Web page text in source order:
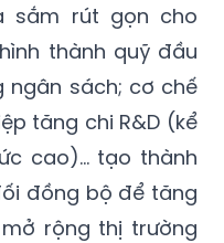
sắm rút gọn cho
thành quỹ đầu
ngân sách; cơ chế
tăng chi R&D (kể
cao)… tạo thành
đồng bộ để tăng
rộng thị trường